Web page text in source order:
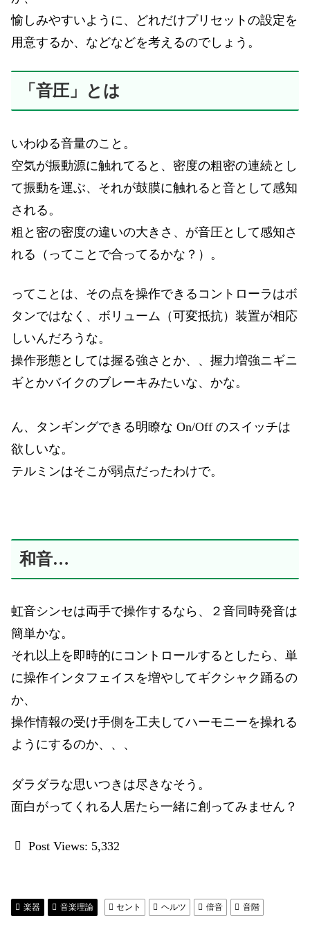
愉しみやすいように、どれだけプリセットの設定を
用意するか、などなどを考えるのでしょう。
「音圧」とは
いわゆる音量のこと。
空気が振動源に触れてると、密度の粗密の連続とし
て振動を運ぶ、それが鼓膜に触れると音として感知
される。
粗と密の密度の違いの大きさ、が音圧として感知さ
れる（ってことで合ってるかな？）。
ってことは、その点を操作できるコントローラはボ
タンではなく、ボリューム（可変抵抗）装置が相応
しいんだろうな。
操作形態としては握る強さとか、、握力増強ニギニ
ギとかバイクのブレーキみたいな、かな。
ん、タンギングできる明瞭な On/Off のスイッチは
欲しいな。
テルミンはそこが弱点だったわけで。
和音…
虹音シンセは両手で操作するなら、２音同時発音は
簡単かな。
それ以上を即時的にコントロールするとしたら、単
に操作インタフェイスを増やしてギクシャク踊るの
か、
操作情報の受け手側を工夫してハーモニーを操れる
ようにするのか、、、
ダラダラな思いつきは尽きなそう。
面白がってくれる人居たら一緒に創ってみません？
Post Views: 5,332
楽器 音楽理論 セント ヘルツ 倍音 音階